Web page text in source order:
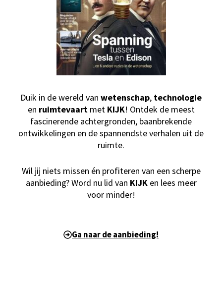
Duik in de wereld van wetenschap, technologie
en ruimtevaartmet KIJK! Ontdek de meest
fascinerende achtergronden, baanbrekende
ontwikkelingen en de spannendste verhalen uit de
ruimte.
Wil jij niets missen én profiteren van een scherpe
aanbieding? Word nu lid van KIJKen lees meer
voor minder!
Ga naar de aanbieding!